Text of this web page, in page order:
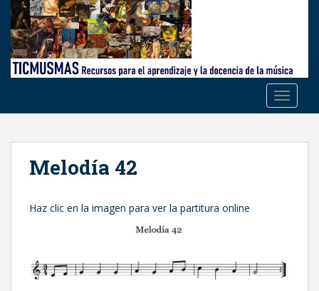
Melodía 42
Haz clic en la imagen para ver la partitura online